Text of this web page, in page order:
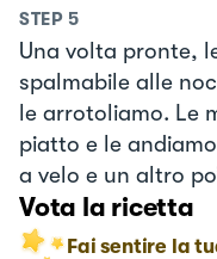
STEP 5
Una volta pronte,
spalmabile alle
le arrotoliamo. Le
piatto e le
a velo e un altro
Vota la ricetta
Fai sentire la